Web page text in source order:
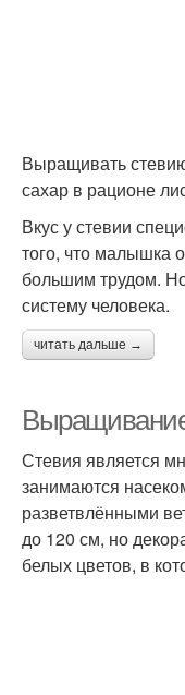
Выращивать
сахар в рационе
Вкус у стевии
того, что малышка
большим трудом.
систему человека.
читать дальше →
Стевия является
занимаются
разветвлёнными
до 120 см, но
белых цветов, в